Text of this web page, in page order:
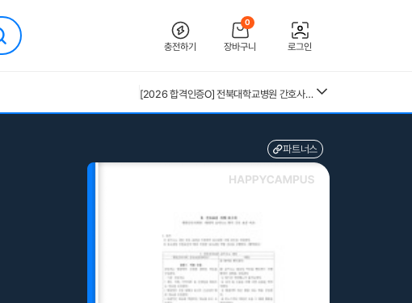
충전하기
0
장바구니 로그인
[2026 합격인증O] 전북대학교병원 간호사 채용 대비 필기+면접 기출 정리
파트너스